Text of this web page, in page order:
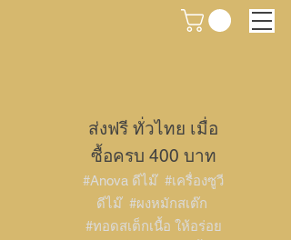
ส่งฟรี ทั่วไทย เมื่อ
ซื้อครบ 400 บาท
#Anova ดีไม๊ #เครื่องซูวี
ดีไม๊ #ผงหมักสเต๊ก
#ทอดสเต็กเนื้อ ให้อร่อย